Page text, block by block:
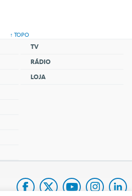
↑ TOPO
TV
RÁDIO
LOJA